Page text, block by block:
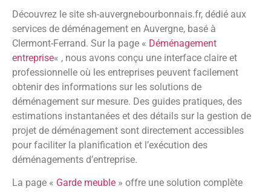
Découvrez le site sh-auvergnebourbonnais.fr, dédié aux
services de déménagement en Auvergne, basé à
Clermont-Ferrand. Sur la page « Déménagement
entreprise« , nous avons conçu une interface claire et
professionnelle où les entreprises peuvent facilement
obtenir des informations sur les solutions de
déménagement sur mesure. Des guides pratiques, des
estimations instantanées et des détails sur la gestion de
projet de déménagement sont directement accessibles
pour faciliter la planification et l’exécution des
déménagements d’entreprise.
La page « Garde meuble » offre une solution complète